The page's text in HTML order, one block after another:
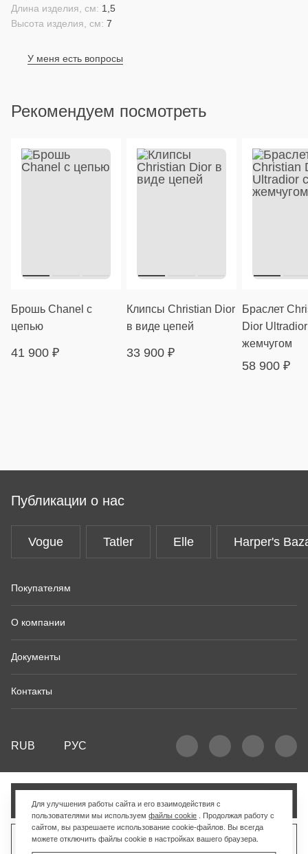
Добавить в корзину
Продать похожий товар
Высота изделия, см: 7
Длина изделия, см: 1,5
У меня есть вопросы
Рекомендуем посмотреть
Брошь Chanel с
цепью
41 900 ₽
Клипсы Christian Dior
в виде цепей
33 900 ₽
Браслет
Dior
жемчугом
58 900 ₽
Публикации о нас
Vogue Tatler Elle Harper's
Покупателям
О компании
Документы
Контакты
RUB РУС
Для улучшения работы сайта и его взаимодействия с
пользователями мы используемфайлы cookie . Продолжая работу с
сайтом, вы разрешаете использование cookie-файлов. Вы всегда
можете отключить файлы cookie в настройках вашего браузера.